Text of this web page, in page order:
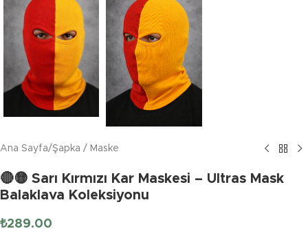
Ana Sayfa/Şapka / Maske
🔴🟡 Sarı Kırmızı Kar Maskesi – Ultras Mask
Balaklava Koleksiyonu
₺289.00